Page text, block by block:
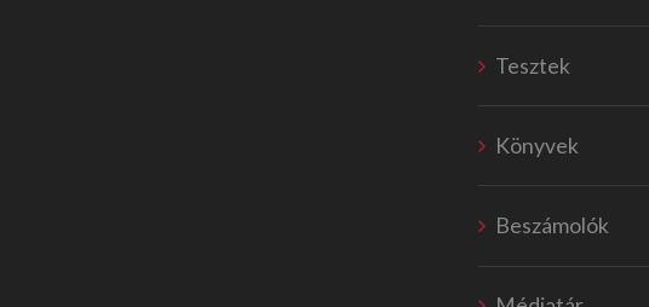
Tesztek
Könyvek
Beszámolók